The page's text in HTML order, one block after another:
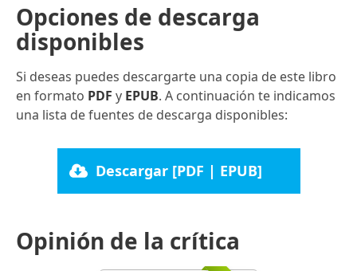
Opciones de descarga
disponibles
Si deseas puedes descargarte una copia de este libro
en formato PDF y EPUB. A continuación te indicamos
una lista de fuentes de descarga disponibles:
Descargar [PDF | EPUB]
Opinión de la crítica